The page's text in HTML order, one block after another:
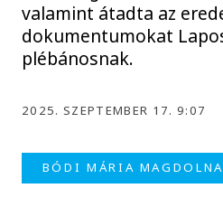
valamint átadta az
dokumentumokat
plébánosnak.
2025. SZEPTEMBER 17. 9:07
BÓDI MÁRIA MAGDOLNA